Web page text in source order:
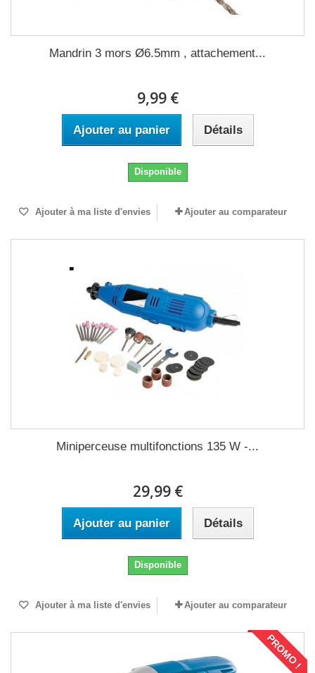
Mandrin 3 mors Ø6.5mm , attachement...
9,99 €
Ajouter au panier Détails
Disponible
Ajouter à ma liste d'envies Ajouter au comparateur
Miniperceuse multifonctions 135 W -...
29,99 €
Ajouter au panier Détails
Disponible
Ajouter à ma liste d'envies Ajouter au comparateur
PROMO !